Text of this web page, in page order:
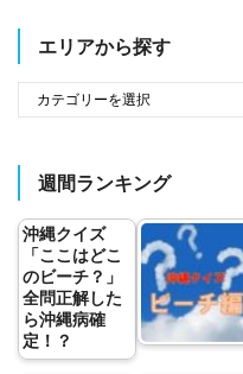
エリアから探す
週間ランキング
沖縄クイズ
「ここはどこ
のビーチ？」
全問正解した
ら沖縄病確
定！？